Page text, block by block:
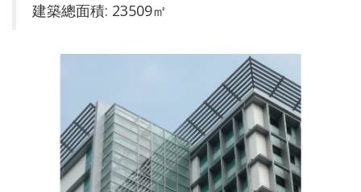
建築總面積: 23509㎡